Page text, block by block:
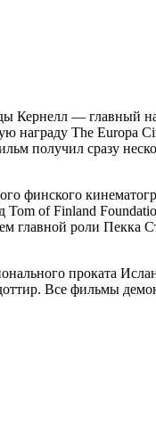
Кернелл — главный
награду The Europa
получил сразу
финского
of Finland
главной роли Пекка
проката
Все фильмы